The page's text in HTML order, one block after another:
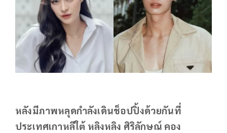
หลังมีภาพหลุดกำลังเดินช็อปปิ้งด้วยกันที่
ประเทศเกาหลีใต้ หลิงหลิง ศิริลักษณ์ คอง